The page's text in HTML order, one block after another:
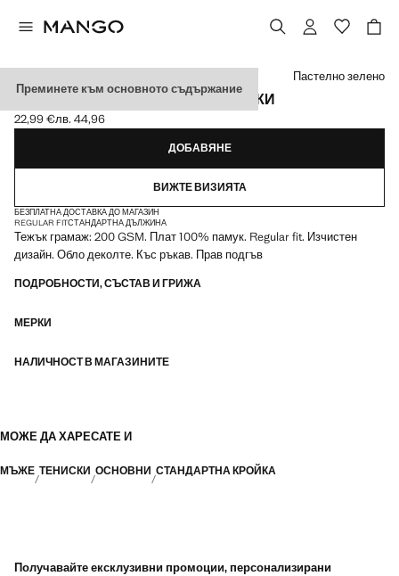
Преминете към основното съдържание
ТЕНИСКА, REGULAR FIT, 200 НИШКИ
Текуща цена [22,99 € лв. 44,96]
22,99 €лв. 44,96
Изберете цвят
Пастелно зелено
ДОБАВЯНЕ
ВИЖТЕ ВИЗИЯТА
БЕЗПЛАТНА ДОСТАВКА ДО МАГАЗИН
REGULAR FITСТАНДАРТНА ДЪЛЖИНА
Тежък грамаж: 200 GSM. Плат 100% памук. Regular fit. Изчистен
дизайн. Обло деколте. Къс ръкав. Прав подгъв
ПОДРОБНОСТИ, СЪСТАВ И ГРИЖА
МЕРКИ
НАЛИЧНОСТ В МАГАЗИНИТЕ
МОЖЕ ДА ХАРЕСАТЕ И
МЪЖЕ ТЕНИСКИ ОСНОВНИ СТАНДАРТНА КРОЙКА
Получавайте ексклузивни промоции, персонализирани